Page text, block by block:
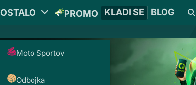
OSTALO
Moto Sportovi
Odbojka
PROMO KLADI SE BLOG